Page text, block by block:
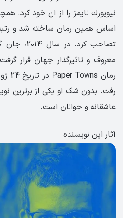
اساس همین رمان ساخته شد و
تصاحب
معروف و تاثیرگذار جهان قرار
رفت. بدون شک او یکی از برترین
عاشقانه و جوانان است.
آثار این نویسنده